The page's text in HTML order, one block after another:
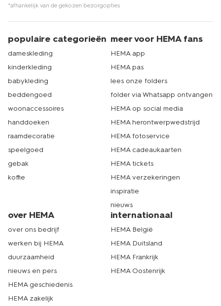
één van onze winkels? Dat kan natuurlijk ook. Met ruim
*afhankelijk van de gekozen bezorgopties
populaire categorieën
dameskleding
kinderkleding
babykleding
beddengoed
woonaccessoires
handdoeken
raamdecoratie
speelgoed
gebak
koffie
meer voor HEMA fans
HEMA app
HEMA pas
lees onze folders
folder via Whatsapp ontvangen
HEMA op social media
HEMA herontwerpwedstrijd
HEMA fotoservice
HEMA cadeaukaarten
HEMA tickets
HEMA verzekeringen
inspiratie
nieuws
over HEMA
over ons bedrijf
werken bij HEMA
duurzaamheid
nieuws en pers
HEMA geschiedenis
HEMA zakelijk
internationaal
HEMA België
HEMA Duitsland
HEMA Frankrijk
HEMA Oostenrijk